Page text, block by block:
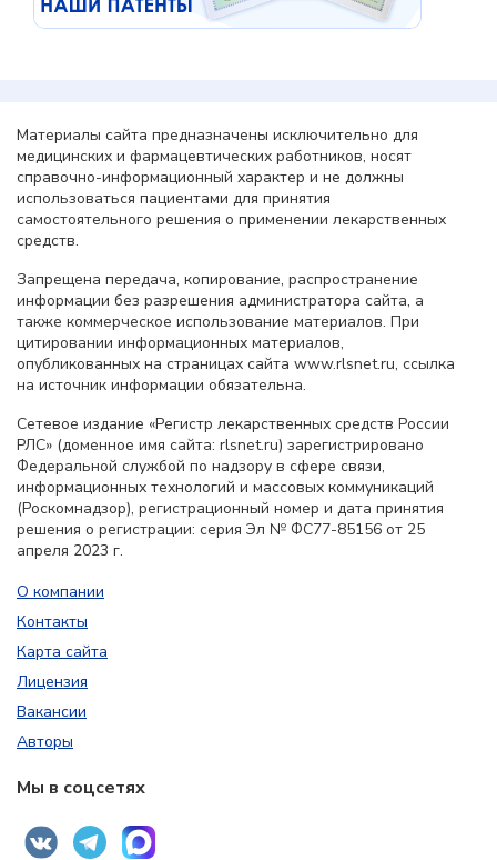
Материалы сайта предназначены исключительно для
медицинских и фармацевтических работников, носят
справочно-информационный характер и не должны
использоваться пациентами для принятия
самостоятельного решения о применении лекарственных
средств.
Запрещена передача, копирование, распространение
информации без разрешения администратора сайта, а
также коммерческое использование материалов. При
цитировании информационных материалов,
опубликованных на страницах сайта www.rlsnet.ru, ссылка
на источник информации обязательна.
Сетевое издание «Регистр лекарственных средств России
РЛС» (доменное имя сайта: rlsnet.ru) зарегистрировано
Федеральной службой по надзору в сфере связи,
информационных технологий и массовых коммуникаций
(Роскомнадзор), регистрационный номер и дата принятия
решения о регистрации: серия Эл № ФС77-85156 от 25
апреля 2023 г.
О компании
Контакты
Карта сайта
Лицензия
Вакансии
Авторы
Мы в соцсетях